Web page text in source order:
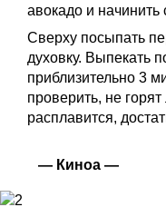
авокадо и
Сверху посыпать
духовку. Выпекать
приблизительно 3
проверить, не
расплавится,
— Киноа —